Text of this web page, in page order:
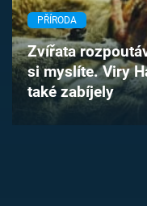
Časopis
Sledujte prima+
PŘÍRODA
Zvířata
si myslíte. Viry
také zabíjely